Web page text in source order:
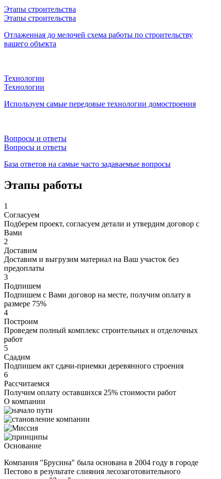
Этапы строительства
Этапы строительства
Отлаженная до мелочей схема работы по строительству
вашего объекта
Технологии
Технологии
Используем самые передовые технологии домостроения
Вопросы и ответы
Вопросы и ответы
База ответов на самые часто задаваемые вопросы
Этапы работы
1
Согласуем
Подберем проект, согласуем детали и утвердим договор с
Вами
2
Доставим
Доставим и выгрузим материал на Ваш участок без
предоплаты
3
Подпишем
Подпишем с Вами договор на месте, получим оплату в
размере 75%
4
Построим
Проведем полный комплекс строительных и отделочных
работ
5
Сдадим
Подпишем акт сдачи-приемки деревянного строения
6
Рассчитаемся
Получим оплату оставшихся 25% стоимости работ
О компании
Основание
Компания "Брусина" была основана в 2004 году в городе
Пестово в результате слияния лесозаготовительного